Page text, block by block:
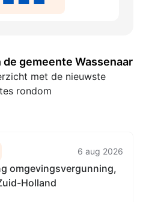
gemeente Wassenaar
met de nieuwste
rondom
6 aug 2026
omgevingsvergunning,
Holland